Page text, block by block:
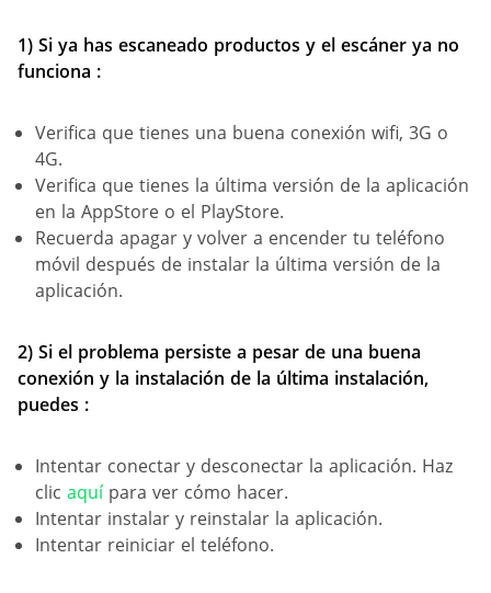
1) Si ya has escaneado productos y el escáner ya no
funciona :
Verifica que tienes una buena conexión wifi, 3G o
4G.
Verifica que tienes la última versión de la aplicación
en la AppStore o el PlayStore.
Recuerda apagar y volver a encender tu teléfono
móvil después de instalar la última versión de la
aplicación.
2) Si el problema persiste a pesar de una buena
conexión y la instalación de la última instalación,
puedes :
Intentar conectar y desconectar la aplicación. Haz
clic aquípara ver cómo hacer.
Intentar instalar y reinstalar la aplicación.
Intentar reiniciar el teléfono.